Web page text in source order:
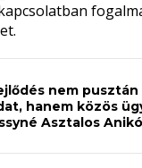
nem
hanem közös
Asztalos